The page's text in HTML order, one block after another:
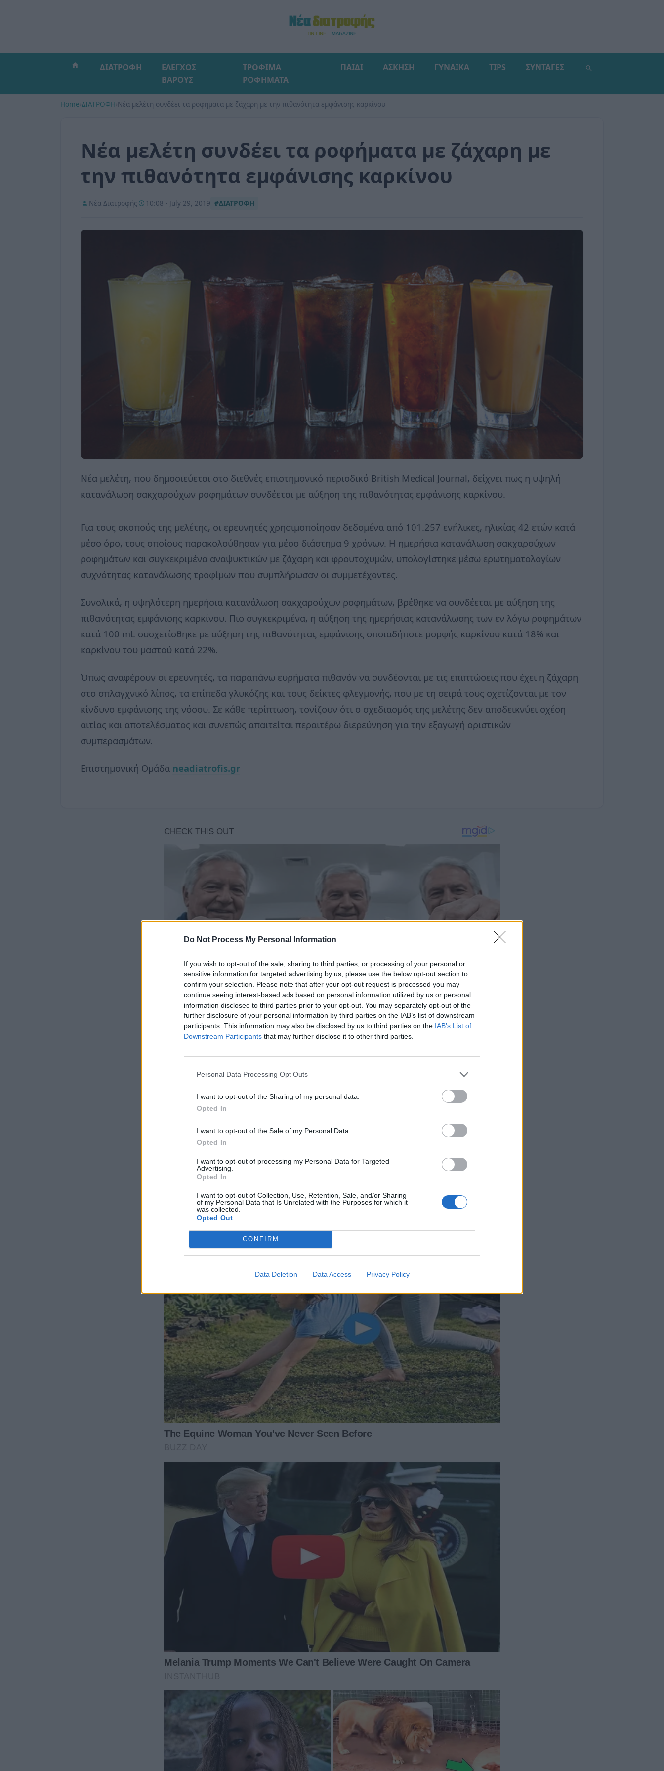
Do Not Process My Personal Information
If you wish to opt-out of the sale, sharing to third parties, or processing of your personal or
sensitive information for targeted advertising by us, please use the below opt-out section to
confirm your selection. Please note that after your opt-out request is processed you may
continue seeing interest-based ads based on personal information utilized by us or personal
information disclosed to third parties prior to your opt-out. You may separately opt-out of the
further disclosure of your personal information by third parties on the IAB’s list of downstream
participants. This information may also be disclosed by us to third parties on the IAB’s List of
Downstream Participants that may further disclose it to other third parties.
Personal Data Processing Opt Outs
I want to opt-out of the Sharing of my personal data.
Opted In
I want to opt-out of the Sale of my Personal Data.
Opted In
I want to opt-out of processing my Personal Data for Targeted
Advertising.
Opted In
I want to opt-out of Collection, Use, Retention, Sale, and/or Sharing
of my Personal Data that Is Unrelated with the Purposes for which it
was collected.
Opted Out
CONFIRM
Data Deletion Data Access Privacy Policy
ΔΙΑΤΡΟΦΗ
ΕΛΕΓΧΟΣ
ΒΑΡΟΥΣ
ΤΡΟΦΙΜΑ
ΡΟΦΗΜΑΤΑ
ΠΑΙΔΙ ΑΣΚΗΣΗ ΓΥΝΑΙΚΑ TIPS ΣΥΝΤΑΓΕΣ
Home›ΔΙΑΤΡΟΦΗ›Νέα μελέτη συνδέει τα ροφήματα με ζάχαρη με την πιθανότητα εμφάνισης καρκίνου
Νέα μελέτη συνδέει τα ροφήματα με ζάχαρη με
την πιθανότητα εμφάνισης καρκίνου
Νέα Διατροφής 10:08 - July 29, 2019 #ΔΙΑΤΡΟΦΗ
Νέα μελέτη, που δημοσιεύεται στο διεθνές επιστημονικό περιοδικό British Medical Journal, δείχνει πως η υψηλή
κατανάλωση σακχαρούχων ροφημάτων συνδέεται με αύξηση της πιθανότητας εμφάνισης καρκίνου.
Για τους σκοπούς της μελέτης, οι ερευνητές χρησιμοποίησαν δεδομένα από 101.257 ενήλικες, ηλικίας 42 ετών κατά
μέσο όρο, τους οποίους παρακολούθησαν για μέσο διάστημα 9 χρόνων. Η ημερήσια κατανάλωση σακχαρούχων
ροφημάτων και συγκεκριμένα αναψυκτικών με ζάχαρη και φρουτοχυμών, υπολογίστηκε μέσω ερωτηματολογίων
συχνότητας κατανάλωσης τροφίμων που συμπλήρωσαν οι συμμετέχοντες.
Συνολικά, η υψηλότερη ημερήσια κατανάλωση σακχαρούχων ροφημάτων, βρέθηκε να συνδέεται με αύξηση της
πιθανότητας εμφάνισης καρκίνου. Πιο συγκεκριμένα, η αύξηση της ημερήσιας κατανάλωσης των εν λόγω ροφημάτων
κατά 100 mL συσχετίσθηκε με αύξηση της πιθανότητας εμφάνισης οποιαδήποτε μορφής καρκίνου κατά 18% και
καρκίνου του μαστού κατά 22%.
Όπως αναφέρουν οι ερευνητές, τα παραπάνω ευρήματα πιθανόν να συνδέονται με τις επιπτώσεις που έχει η ζάχαρη
στο σπλαγχνικό λίπος, τα επίπεδα γλυκόζης και τους δείκτες φλεγμονής, που με τη σειρά τους σχετίζονται με τον
κίνδυνο εμφάνισης της νόσου. Σε κάθε περίπτωση, τονίζουν ότι ο σχεδιασμός της μελέτης δεν αποδεικνύει σχέση
αιτίας και αποτελέσματος και συνεπώς απαιτείται περαιτέρω διερεύνηση για την εξαγωγή οριστικών
συμπερασμάτων.
Επιστημονική Ομάδα neadiatrofis.gr